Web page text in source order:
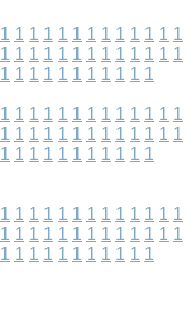
1 1 1 1 1 1 1 1 1 1 1 1 1
1 1 1 1 1 1 1 1 1 1 1 1 1
1 1 1 1 1 1 1 1 1 1 1
1 1 1 1 1 1 1 1 1 1 1 1 1
1 1 1 1 1 1 1 1 1 1 1 1 1
1 1 1 1 1 1 1 1 1 1 1
1 1 1 1 1 1 1 1 1 1 1 1 1
1 1 1 1 1 1 1 1 1 1 1 1 1
1 1 1 1 1 1 1 1 1 1 1